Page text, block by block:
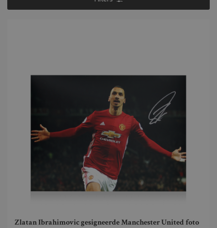
Zlatan Ibrahimovic gesigneerde Manchester United foto